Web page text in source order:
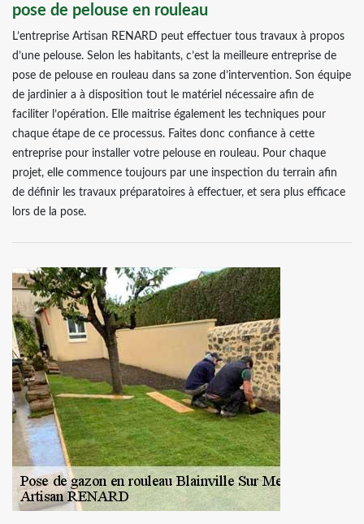
pose de pelouse en rouleau
L’entreprise Artisan RENARD peut effectuer tous travaux à propos
d’une pelouse. Selon les habitants, c’est la meilleure entreprise de
pose de pelouse en rouleau dans sa zone d’intervention. Son équipe
de jardinier a à disposition tout le matériel nécessaire afin de
faciliter l’opération. Elle maitrise également les techniques pour
chaque étape de ce processus. Faites donc confiance à cette
entreprise pour installer votre pelouse en rouleau. Pour chaque
projet, elle commence toujours par une inspection du terrain afin
de définir les travaux préparatoires à effectuer, et sera plus efficace
lors de la pose.